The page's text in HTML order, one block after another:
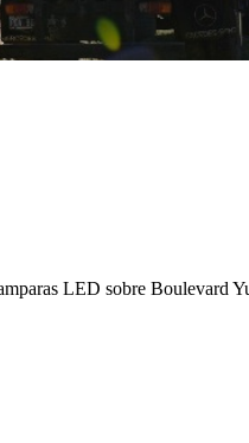
LED sobre Boulevard